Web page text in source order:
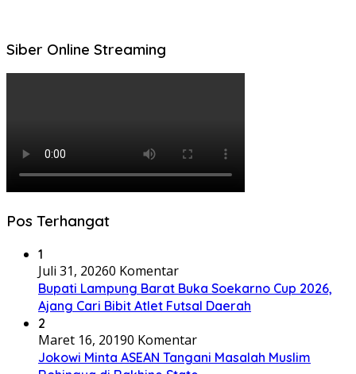
Siber Online Streaming
Pos Terhangat
1
Juli 31, 20260 Komentar
Bupati Lampung Barat Buka Soekarno Cup 2026,
Ajang Cari Bibit Atlet Futsal Daerah
2
Maret 16, 20190 Komentar
Jokowi Minta ASEAN Tangani Masalah Muslim